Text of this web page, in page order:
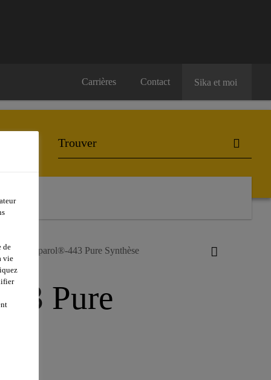
Carrières Contact Sika et moi
Sika® Separol®-443 Pure Synthèse
Pure
de
vie